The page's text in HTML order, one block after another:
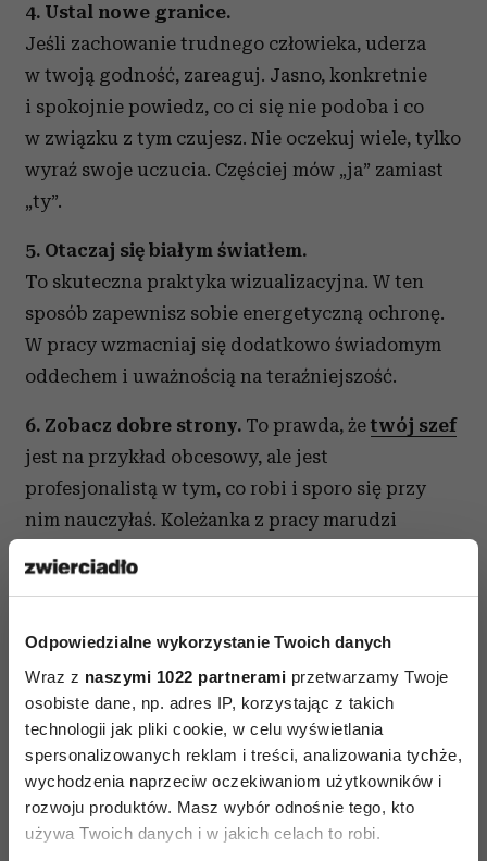
Odpowiedzialne wykorzystanie Twoich danych
Wraz z naszymi 1022 partnerami przetwarzamy Twoje
osobiste dane, np. adres IP, korzystając z takich
technologii jak pliki cookie, w celu wyświetlania
spersonalizowanych reklam i treści, analizowania tychże,
wychodzenia naprzeciw oczekiwaniom użytkowników i
rozwoju produktów. Masz wybór odnośnie tego, kto
używa Twoich danych i w jakich celach to robi.
4. Ustal nowe granice.
Jeśli zachowanie trudnego człowieka, uderza
w twoją godność, zareaguj. Jasno, konkretnie
i spokojnie powiedz, co ci się nie podoba i co
w związku z tym czujesz. Nie oczekuj wiele, tylko
wyraź swoje uczucia. Częściej mów „ja” zamiast
„ty”.
5. Otaczaj się białym światłem.
To skuteczna praktyka wizualizacyjna. W ten
sposób zapewnisz sobie energetyczną ochronę.
W pracy wzmacniaj się dodatkowo świadomym
oddechem i uważnością na teraźniejszość.
6. Zobacz dobre strony. To prawda, żetwój szef
jest na przykład obcesowy, ale jest
profesjonalistą w tym, co robi i sporo się przy
nim nauczyłaś. Koleżanka z pracy marudzi
zneutralizować to, co widzisz jako negatywne.
Wysyłaj tym ludziom ciepłe uczucia i dobrze im
życz.